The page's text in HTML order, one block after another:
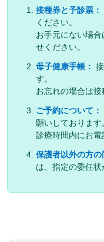
接種券と予診票：
ください。
お手元にない場
せください。
母子健康手帳：
す。
お忘れの場合は接
ご予約について：
願いしております
診療時間内にお電
保護者以外の方の
は、指定の委任状